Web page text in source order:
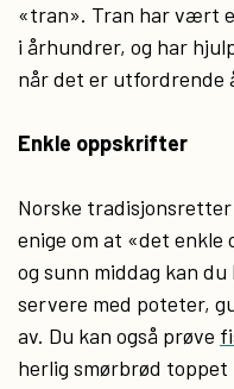
«tran». Tran har vært
i århundrer, og har
når det er utfordrende
Enkle oppskrifter
Norske
enige om at «det enkle
og sunn middag kan
servere med poteter,
av. Du kan også prøve
herlig smørbrød toppet